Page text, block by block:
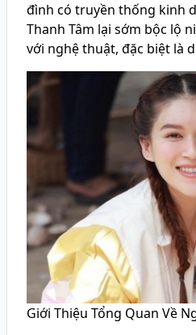
đình có truyền thống kinh
Thanh Tâm lại sớm bộc lộ
với nghệ thuật, đặc biệt là
Giới Thiệu Tổng Quan Về